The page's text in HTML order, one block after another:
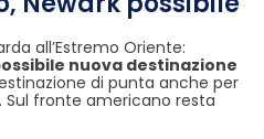
all’Estremo Oriente:
nuova destinazione
di punta anche per
fronte americano resta